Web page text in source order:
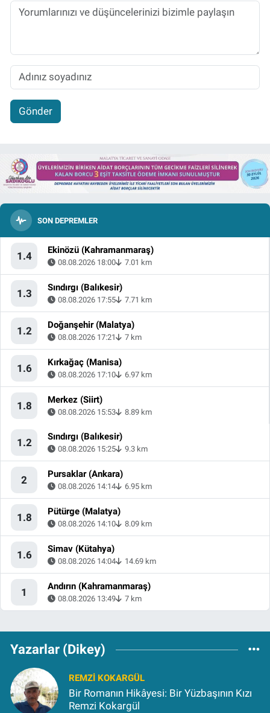
Gönder
SON DEPREMLER
1.4 Ekinözü (Kahramanmaraş)
08.08.2026 18:00 7.01 km
1.3 Sındırgı (Balıkesir)
08.08.2026 17:55 7.71 km
1.2 Doğanşehir (Malatya)
08.08.2026 17:21 7 km
1.6 Kırkağaç (Manisa)
08.08.2026 17:10 6.97 km
1.8 Merkez (Siirt)
08.08.2026 15:53 8.89 km
1.2 Sındırgı (Balıkesir)
08.08.2026 15:25 9.3 km
2 Pursaklar (Ankara)
08.08.2026 14:14 6.95 km
1.8 Pütürge (Malatya)
08.08.2026 14:10 8.09 km
1.6 Simav (Kütahya)
08.08.2026 14:04 14.69 km
1 Andırın (Kahramanmaraş)
08.08.2026 13:49 7 km
Yazarlar (Dikey)
REMZI KOKARGÜL
Bir Romanın Hikâyesi: Bir Yüzbaşının Kızı
Remzi Kokargül